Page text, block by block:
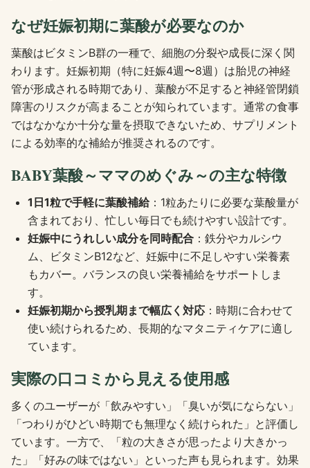
なぜ妊娠初期に葉酸が必要なのか
葉酸はビタミンB群の一種で、細胞の分裂や成長に深く関
わります。妊娠初期（特に妊娠4週〜8週）は胎児の神経
管が形成される時期であり、葉酸が不足すると神経管閉鎖
障害のリスクが高まることが知られています。通常の食事
ではなかなか十分な量を摂取できないため、サプリメント
による効率的な補給が推奨されるのです。
BABY葉酸～ママのめぐみ～の主な特徴
1日1粒で手軽に葉酸補給：1粒あたりに必要な葉酸量が
含まれており、忙しい毎日でも続けやすい設計です。
妊娠中にうれしい成分を同時配合 ：鉄分やカルシウ
ム、ビタミンB12など、妊娠中に不足しやすい栄養素
もカバー。バランスの良い栄養補給をサポートしま
す。
妊娠初期から授乳期まで幅広く対応 ：時期に合わせて
使い続けられるため、長期的なマタニティケアに適し
ています。
実際の口コミから見える使用感
多くのユーザーが「飲みやすい」「臭いが気にならない」
「つわりがひどい時期でも無理なく続けられた」と評価し
ています。一方で、「粒の大きさが思ったより大きかっ
た」「好みの味ではない」といった声も見られます。効果